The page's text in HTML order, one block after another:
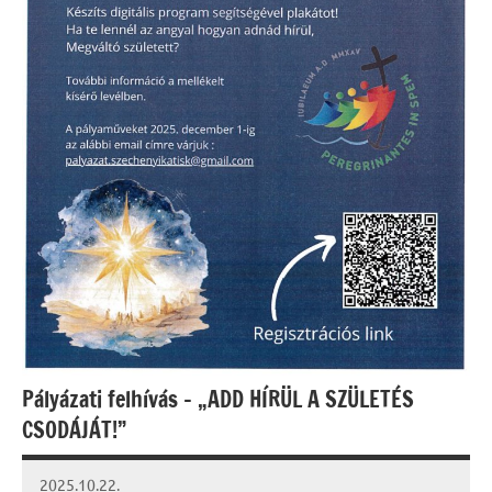
Pályázati felhívás – „ADD HÍRÜL A SZÜLETÉS
CSODÁJÁT!”
2025.10.22.